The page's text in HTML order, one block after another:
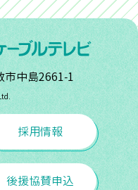
市中島2661-1
採用情報
後援協賛申込